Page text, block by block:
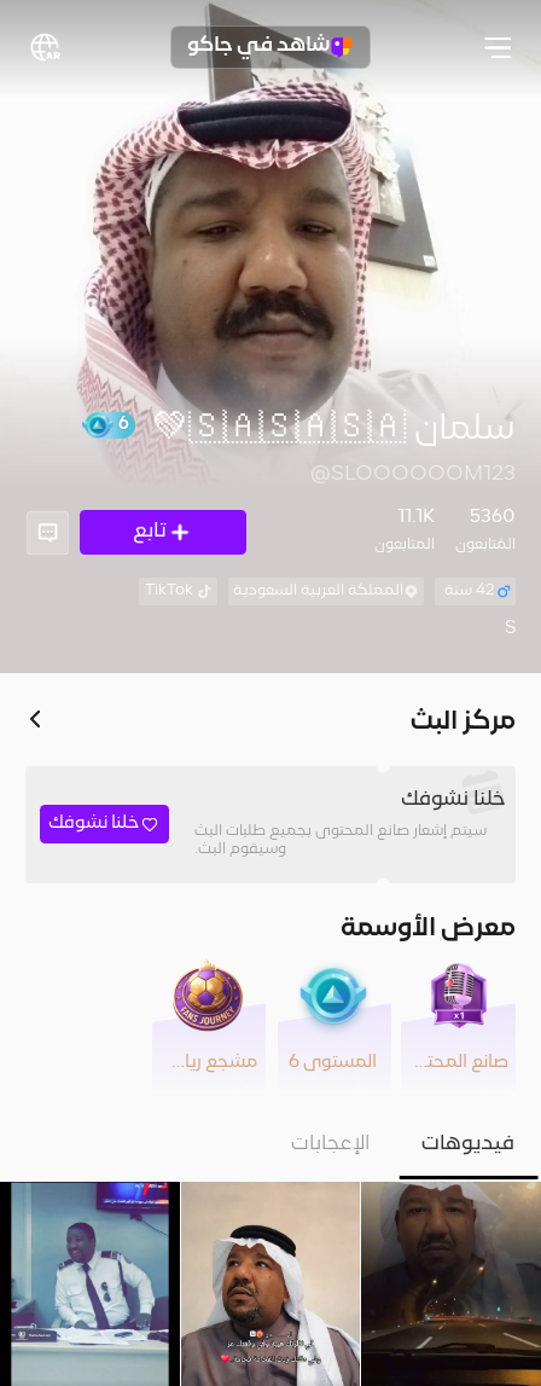
شاهد في جاكو
سلمان 🇸🇦🇸🇦🇸🇦💚
@SLOOOOOOM123
5360
المُتابعون
11.1K
المتابعون
تابع
42 سنة المملكة العربية السعودية
S
مركز البث
خلنا نشوفك
سيتم إشعار صانع المحتوى بجميع طلبات البث
وسيقوم البث.
خلنا نشوفك
معرض الأوسمة
صانع المحتوى المستوى 6 مشجع رياضي
فيديوهات الإعجابات